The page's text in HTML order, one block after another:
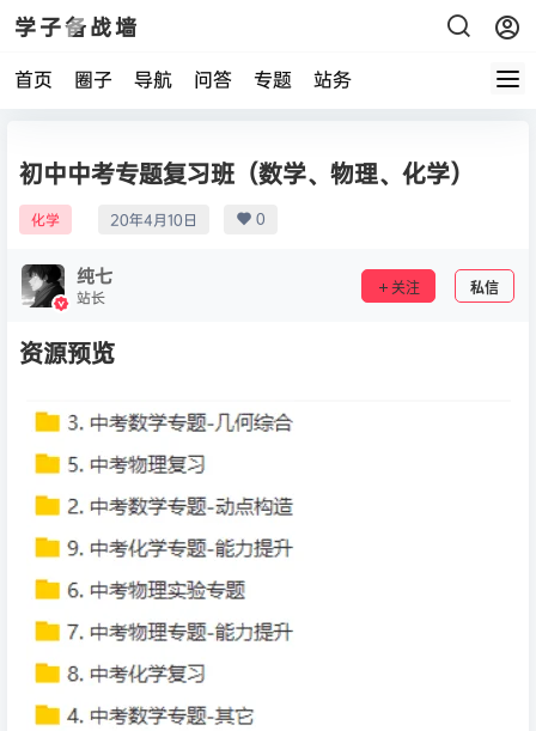
学子备战墙
首页 圈子 导航 问答 专题 站务
初中中考专题复习班（数学、物理、化学）
化学 20年4月10日 0
纯七
站长 关注 私信
资源预览